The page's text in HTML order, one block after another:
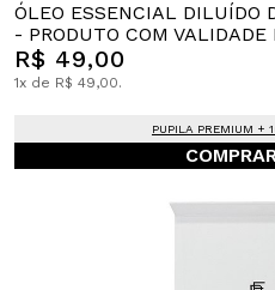
ÓLEO ESSENCIAL DILUÍDO
- PRODUTO COM
R$ 49,00
1x de R$ 49,00.
PUPILA PREMIUM +